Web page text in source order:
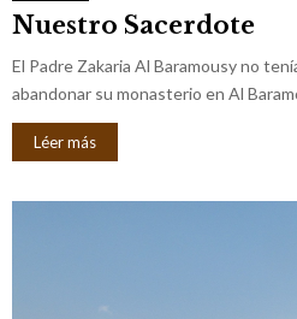
Nuestro Sacerdote
El Padre Zakaria Al Baramousy no
abandonar su monasterio en Al
Léer más